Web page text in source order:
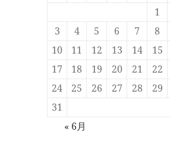
1
3
4 5 6 7 8
10
11 12 13 14 15
17
18 19 20 21 22
24
25 26 27 28 29
31
« 6月